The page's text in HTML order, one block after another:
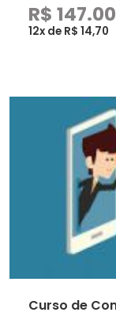
R$ 147.00
12x de R$ 14,70
Curso de